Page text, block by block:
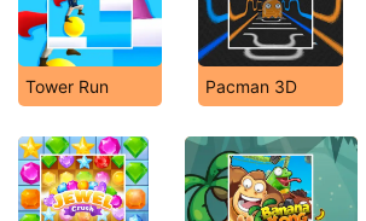
Tower Run Pacman 3D